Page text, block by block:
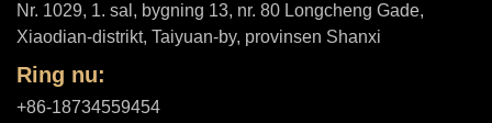
Nr. 1029, 1. sal, bygning 13, nr. 80 Longcheng Gade,
Xiaodian-distrikt, Taiyuan-by, provinsen Shanxi
Ring nu:
+86-18734559454